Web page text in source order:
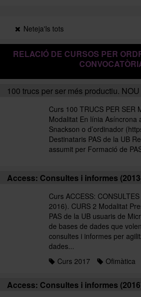
Neteja'ls tots
RELACIÓ DE CURSOS PER
100 trucs per ser més productiu.
Curs 100 TRUCS PER SER
Modalitat En línia Asíncrona
Snackson o d’ordinador
Destinataris PAS de la UB
assumit per Formació de
Access: Consultes i informes
Curs ACCESS:
2016). CURS 2 Modalitat
PAS de la UB usuaris de
de bases de dades que
consultes i informes per
dades...
Curs 2017
Ofimàtica
Access: Consultes i informes